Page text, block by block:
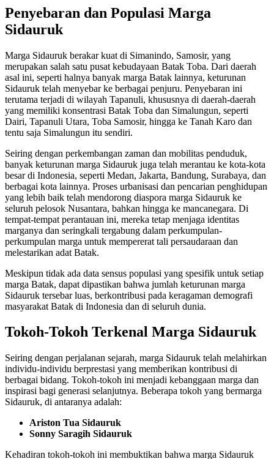
Penyebaran dan Populasi Marga
Sidauruk
Marga Sidauruk berakar kuat di Simanindo, Samosir, yang
merupakan salah satu pusat kebudayaan Batak Toba. Dari daerah
asal ini, seperti halnya banyak marga Batak lainnya, keturunan
Sidauruk telah menyebar ke berbagai penjuru. Penyebaran ini
terutama terjadi di wilayah Tapanuli, khususnya di daerah-daerah
yang memiliki konsentrasi Batak Toba dan Simalungun, seperti
Dairi, Tapanuli Utara, Toba Samosir, hingga ke Tanah Karo dan
tentu saja Simalungun itu sendiri.
Seiring dengan perkembangan zaman dan mobilitas penduduk,
banyak keturunan marga Sidauruk juga telah merantau ke kota-kota
besar di Indonesia, seperti Medan, Jakarta, Bandung, Surabaya, dan
berbagai kota lainnya. Proses urbanisasi dan pencarian penghidupan
yang lebih baik telah mendorong diaspora marga Sidauruk ke
seluruh pelosok Nusantara, bahkan hingga ke mancanegara. Di
tempat-tempat perantauan ini, mereka tetap menjaga identitas
marganya dan seringkali tergabung dalam perkumpulan-
perkumpulan marga untuk mempererat tali persaudaraan dan
melestarikan adat Batak.
Meskipun tidak ada data sensus populasi yang spesifik untuk setiap
marga Batak, dapat dipastikan bahwa jumlah keturunan marga
Sidauruk tersebar luas, berkontribusi pada keragaman demografi
masyarakat Batak di Indonesia dan di seluruh dunia.
Tokoh-Tokoh Terkenal Marga Sidauruk
Seiring dengan perjalanan sejarah, marga Sidauruk telah melahirkan
individu-individu berprestasi yang memberikan kontribusi di
berbagai bidang. Tokoh-tokoh ini menjadi kebanggaan marga dan
inspirasi bagi generasi selanjutnya. Beberapa tokoh yang bermarga
Sidauruk, di antaranya adalah:
Ariston Tua Sidauruk
Sonny Saragih Sidauruk
Kehadiran tokoh-tokoh ini membuktikan bahwa marga Sidauruk